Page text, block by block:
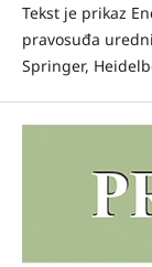
Tekst je prikaz
pravosuđa
Springer,